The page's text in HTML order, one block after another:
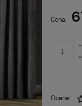
ewentualnych kosztów
Cena:
Ocena: